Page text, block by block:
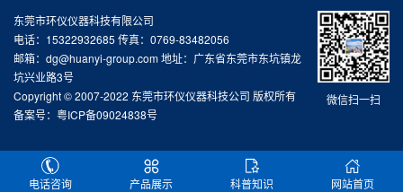
微信扫一扫
东莞市环仪仪器科技有限公司
电话：15322932685 传真：0769-83482056
邮箱：dg@huanyi-group.com 地址：广东省东莞市东坑镇龙
坑兴业路3号
Copyright © 2007-2022 东莞市环仪仪器科技公司 版权所有
备案号： 粤ICP备09024838号
电话咨询 产品展示 科普知识 网站首页